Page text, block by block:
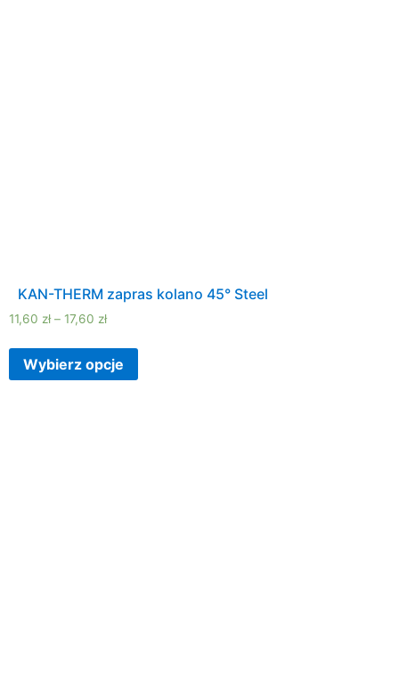
KAN-THERM zapras kolano 45° Steel
11,60 zł – 17,60 zł
Wybierz opcje